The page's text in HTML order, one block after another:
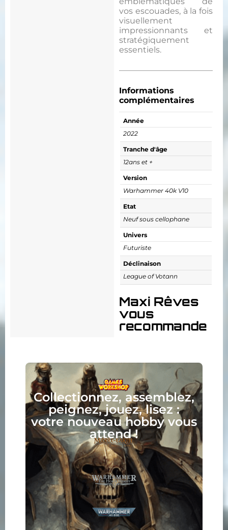
vos escouades, à la fois
visuellement
impressionnants et
stratégiquement
essentiels.
Informations
complémentaires
Année
2022
Tranche d'âge
12ans et +
Version
Warhammer 40k V10
Etat
Neuf sous cellophane
Univers
Futuriste
Déclinaison
League of Votann
Maxi Rêves
vous
recommande
Collectionnez, assemblez,
peignez, jouez, lisez :
votre nouveau hobby vous
attend !